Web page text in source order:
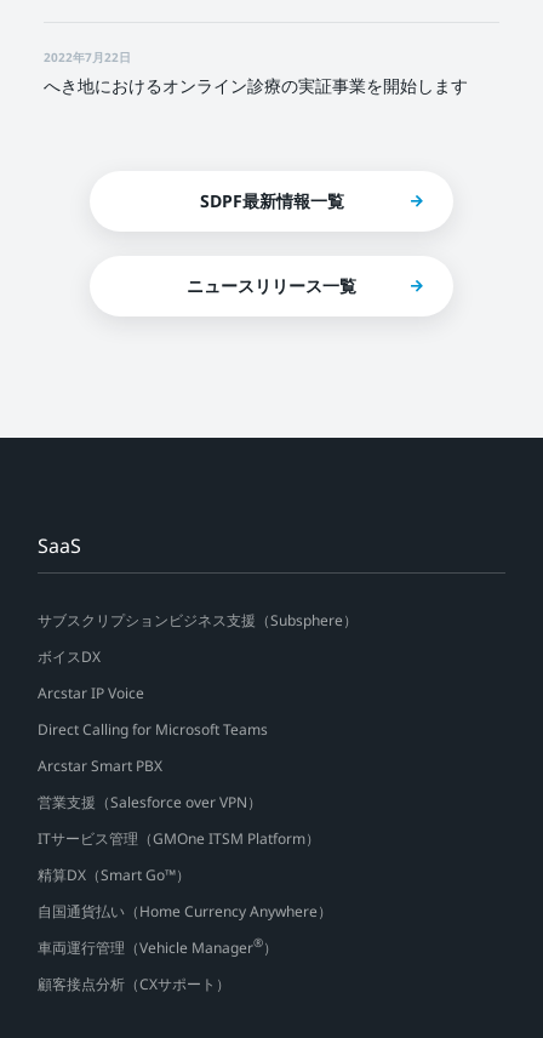
2022年7月22日
へき地におけるオンライン診療の実証事業を開始します
SDPF最新情報一覧
ニュースリリース一覧
SaaS
サブスクリプションビジネス支援（Subsphere）
ボイスDX
Arcstar IP Voice
Direct Calling for Microsoft Teams
Arcstar Smart PBX
営業支援（Salesforce over VPN）
ITサービス管理（GMOne ITSM Platform）
精算DX（Smart Go™）
自国通貨払い（Home Currency Anywhere）
車両運行管理（Vehicle Manager®）
顧客接点分析（CXサポート）